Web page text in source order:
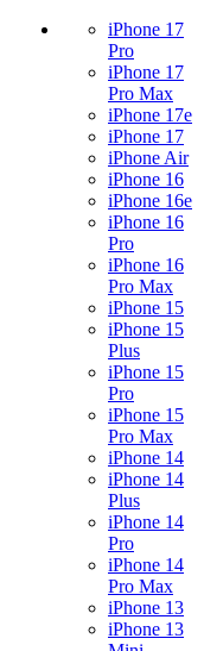
iPhone 17
Pro
iPhone 17
Pro Max
iPhone 17e
iPhone 17
iPhone Air
iPhone 16
iPhone 16e
iPhone 16
Pro
iPhone 16
Pro Max
iPhone 15
iPhone 15
Plus
iPhone 15
Pro
iPhone 15
Pro Max
iPhone 14
iPhone 14
Plus
iPhone 14
Pro
iPhone 14
Pro Max
iPhone 13
iPhone 13